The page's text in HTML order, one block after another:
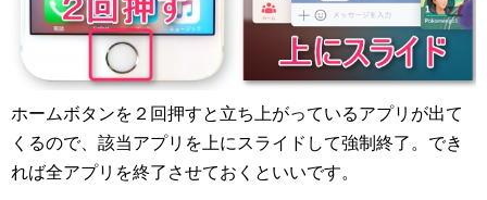
ホームボタンを２回押すと立ち上がっているアプリが出て
くるので、該当アプリを上にスライドして強制終了。でき
れば全アプリを終了させておくといいです。